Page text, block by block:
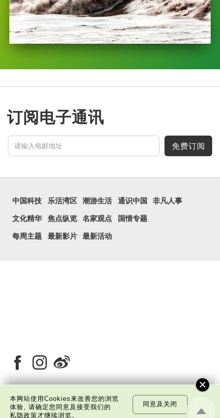
订阅电子通讯
免费订阅
中国科技 乐活湾区 潮游生活 通识中国 非凡人事
文化精华 焦点纵览 名家观点 国情专题
每周主题 最新影片 最新活动
关于我们 版权告示 私隐政策声明 免责声明
本网站使用Cookies来改善您的浏览
体验, 请确定您同意及接受我们的
私隐政策才继续浏览。
同意及关闭